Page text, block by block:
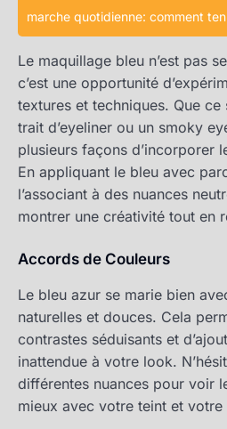
marche quotidienne: comment
Le maquillage bleu n’est pas
c’est une opportunité
textures et techniques. Que
trait d’eyeliner ou un smoky
plusieurs façons d’incorporer
En appliquant le bleu avec
l’associant à des nuances
montrer une créativité tout en
Accords de Couleurs
Le bleu azur se marie bien
naturelles et douces. Cela
contrastes séduisants et
inattendue à votre look.
différentes nuances pour voir
mieux avec votre teint et votre